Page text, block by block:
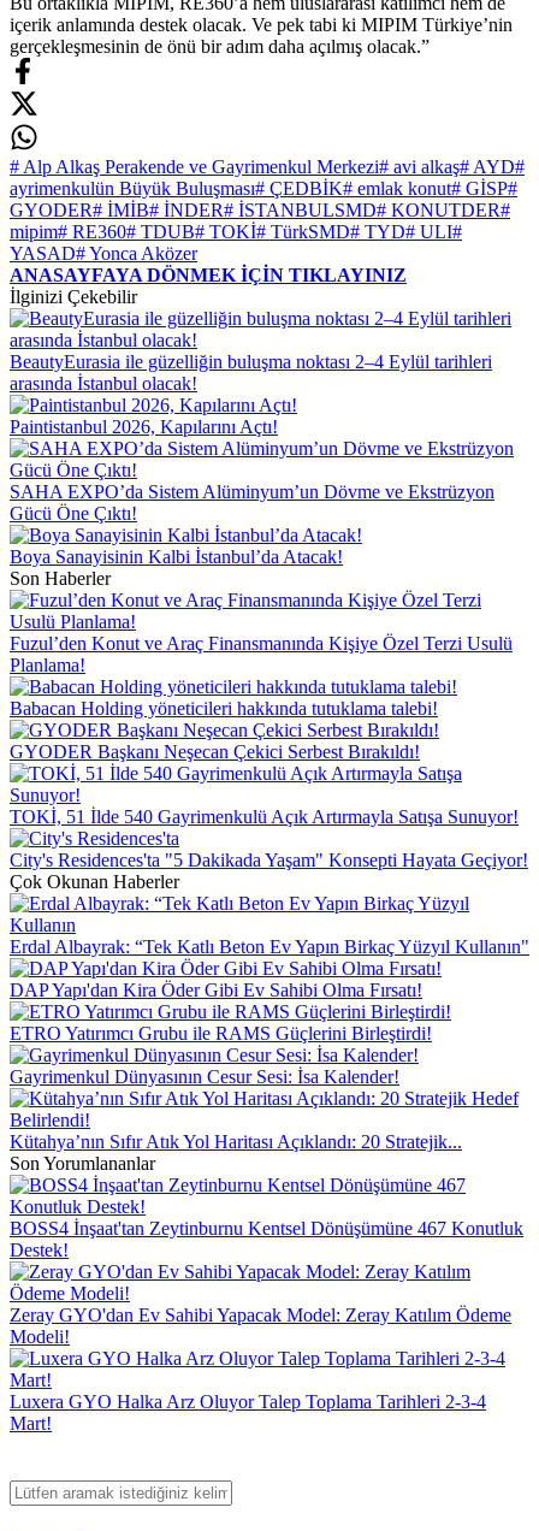
içerik anlamında destek olacak. Ve pek tabi ki MIPIM Türkiye’nin
gerçekleşmesinin de önü bir adım daha açılmış olacak.”
# Alp Alkaş Perakende ve Gayrimenkul Merkezi# avi alkaş# AYD#
ayrimenkulün Büyük Buluşması# ÇEDBİK# emlak konut# GİSP#
GYODER# İMİB# İNDER# İSTANBULSMD# KONUTDER#
mipim# RE360# TDUB# TOKİ# TürkSMD# TYD# ULI#
YASAD# Yonca Aközer
ANASAYFAYA DÖNMEK İÇİN TIKLAYINIZ
İlginizi Çekebilir
BeautyEurasia ile güzelliğin buluşma noktası 2–4 Eylül tarihleri
arasında İstanbul olacak!
Paintistanbul 2026, Kapılarını Açtı!
SAHA EXPO’da Sistem Alüminyum’un Dövme ve Ekstrüzyon
Gücü Öne Çıktı!
Boya Sanayisinin Kalbi İstanbul’da Atacak!
Son Haberler
Fuzul’den Konut ve Araç Finansmanında Kişiye Özel Terzi Usulü
Planlama!
Babacan Holding yöneticileri hakkında tutuklama talebi!
GYODER Başkanı Neşecan Çekici Serbest Bırakıldı!
TOKİ, 51 İlde 540 Gayrimenkulü Açık Artırmayla Satışa Sunuyor!
City's Residences'ta "5 Dakikada Yaşam" Konsepti Hayata Geçiyor!
Çok Okunan Haberler
Erdal Albayrak: “Tek Katlı Beton Ev Yapın Birkaç Yüzyıl Kullanın"
DAP Yapı'dan Kira Öder Gibi Ev Sahibi Olma Fırsatı!
ETRO Yatırımcı Grubu ile RAMS Güçlerini Birleştirdi!
Gayrimenkul Dünyasının Cesur Sesi: İsa Kalender!
Kütahya’nın Sıfır Atık Yol Haritası Açıklandı: 20 Stratejik...
Son Yorumlananlar
BOSS4 İnşaat'tan Zeytinburnu Kentsel Dönüşümüne 467 Konutluk
Destek!
Zeray GYO'dan Ev Sahibi Yapacak Model: Zeray Katılım Ödeme
Modeli!
Luxera GYO Halka Arz Oluyor Talep Toplama Tarihleri 2-3-4
Mart!